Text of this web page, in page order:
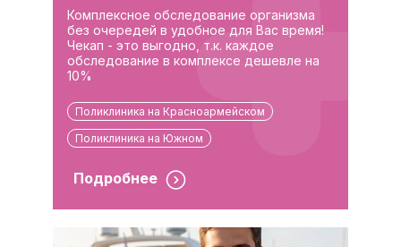
Комплексное обследование организма
без очередей в удобное для Вас время!
Чекап - это выгодно, т.к. каждое
обследование в комплексе дешевле на
10%
Поликлиника на Красноармейском
Поликлиника на Южном
Подробнее